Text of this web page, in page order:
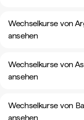
Wechselkurse von
ansehen
Wechselkurse von
ansehen
Wechselkurse von
ansehen